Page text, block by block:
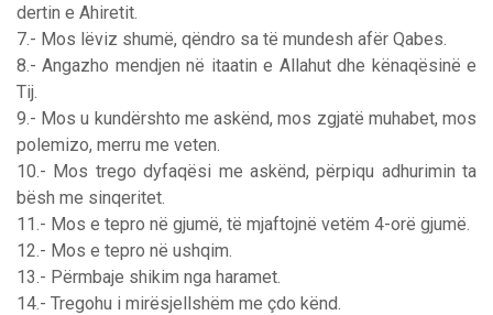
dertin e Ahiretit.
7.- Mos lëviz shumë, qëndro sa të mundesh afër Qabes.
8.- Angazho mendjen në itaatin e Allahut dhe kënaqësinë e
Tij.
9.- Mos u kundërshto me askënd, mos zgjatë muhabet, mos
polemizo, merru me veten.
10.- Mos trego dyfaqësi me askënd, përpiqu adhurimin ta
bësh me sinqeritet.
11.- Mos e tepro në gjumë, të mjaftojnë vetëm 4-orë gjumë.
12.- Mos e tepro në ushqim.
13.- Përmbaje shikim nga haramet.
14.- Tregohu i mirësjellshëm me çdo kënd.